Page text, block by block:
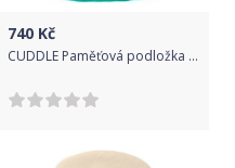
740 Kč
CUDDLE Paměťová podložka do kočárku Rocky